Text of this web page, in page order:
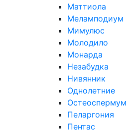
Маттиола
Меламподиум
Мимулюс
Молодило
Монарда
Незабудка
Нивянник
Однолетние
Остеоспермум
Пеларгония
Пентас